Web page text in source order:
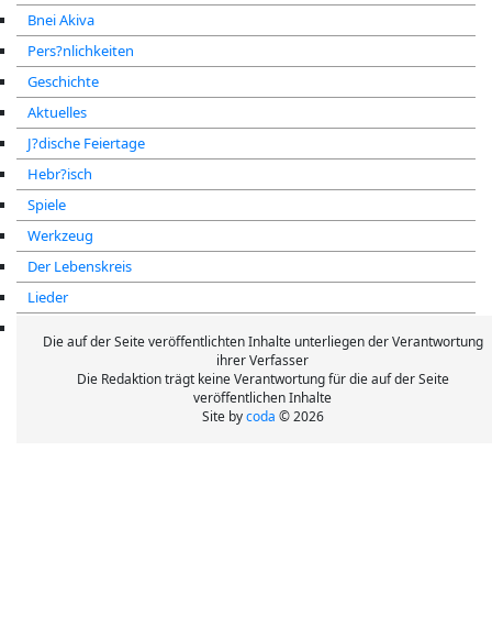
Bnei Akiva
Pers?nlichkeiten
Geschichte
Aktuelles
J?dische Feiertage
Hebr?isch
Spiele
Werkzeug
Der Lebenskreis
Lieder
Die auf der Seite veröffentlichten Inhalte unterliegen der Verantwortung
ihrer Verfasser
Die Redaktion trägt keine Verantwortung für die auf der Seite
veröffentlichen Inhalte
Site bycoda © 2026